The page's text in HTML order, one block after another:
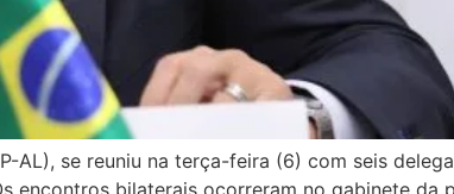
se reuniu na terça-feira (6) com seis
encontros bilaterais ocorreram no gabinete